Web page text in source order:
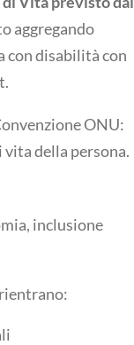
aggregando
con disabilità con
ONU:
della persona.
inclusione